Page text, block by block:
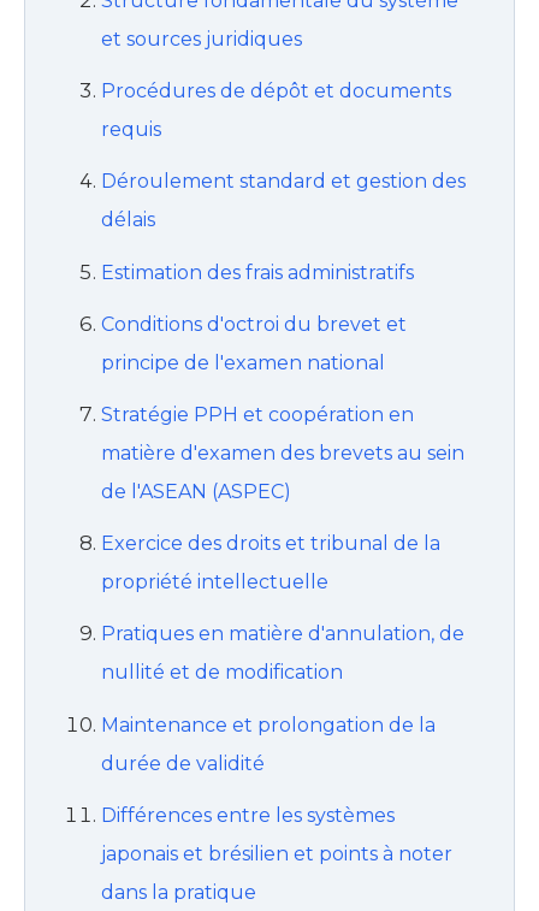
et sources juridiques
Procédures de dépôt et documents
requis
Déroulement standard et gestion des
délais
Estimation des frais administratifs
Conditions d'octroi du brevet et
principe de l'examen national
Stratégie PPH et coopération en
matière d'examen des brevets au sein
de l'ASEAN (ASPEC)
Exercice des droits et tribunal de la
propriété intellectuelle
Pratiques en matière d'annulation, de
nullité et de modification
Maintenance et prolongation de la
durée de validité
Différences entre les systèmes
japonais et brésilien et points à noter
dans la pratique